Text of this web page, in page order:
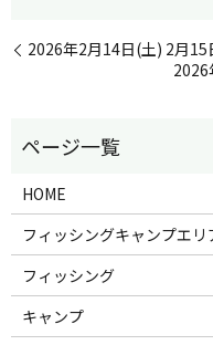
2026年2月14日(土) 2月
2026
HOME
フィッシングキャンプエリ
フィッシング
キャンプ